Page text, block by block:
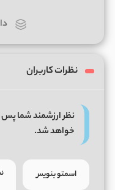
نظرات کاربران
نظر ارزشمند شما
خواهد شد.